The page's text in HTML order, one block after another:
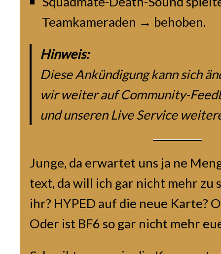
Teamkameraden → behoben.
Hinweis:
Diese Ankündigung kann sich
wir weiter auf Community-
und unseren Live Service
Junge, da erwartet uns ja ne
text, da will ich gar nicht mehr zu
ihr? HYPED auf die neue Karte?
Oder ist BF6 so gar nicht mehr